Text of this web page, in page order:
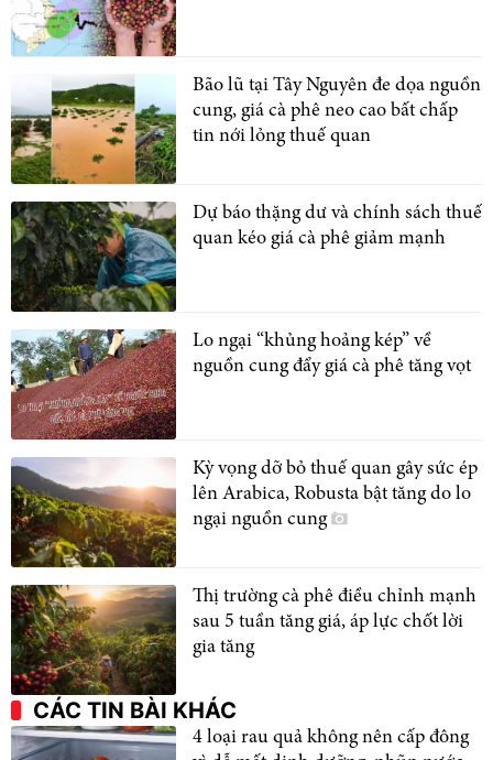
Bão lũ tại Tây Nguyên đe dọa nguồn
cung, giá cà phê neo cao bất chấp
tin nới lỏng thuế quan
Dự báo thặng dư và chính sách thuế
quan kéo giá cà phê giảm mạnh
Lo ngại “khủng hoảng kép” về
nguồn cung đẩy giá cà phê tăng vọt
Kỳ vọng dỡ bỏ thuế quan gây sức ép
lên Arabica, Robusta bật tăng do lo
ngại nguồn cung
Thị trường cà phê điều chỉnh mạnh
sau 5 tuần tăng giá, áp lực chốt lời
gia tăng
CÁC TIN BÀI KHÁC
4 loại rau quả không nên cấp đông